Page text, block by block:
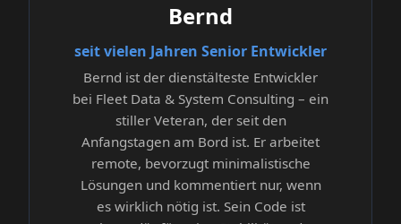
Bernd
seit vielen Jahren Senior Entwickler
Bernd ist der dienstälteste Entwickler
bei Fleet Data & System Consulting – ein
stiller Veteran, der seit den
Anfangstagen am Bord ist. Er arbeitet
remote, bevorzugt minimalistische
Lösungen und kommentiert nur, wenn
es wirklich nötig ist. Sein Code ist